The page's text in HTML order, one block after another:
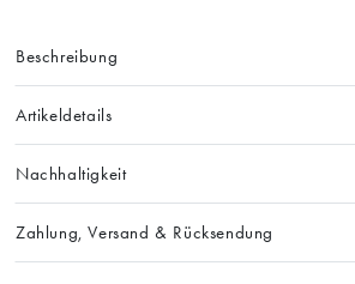
Beschreibung
Artikeldetails
Nachhaltigkeit
Zahlung, Versand & Rücksendung